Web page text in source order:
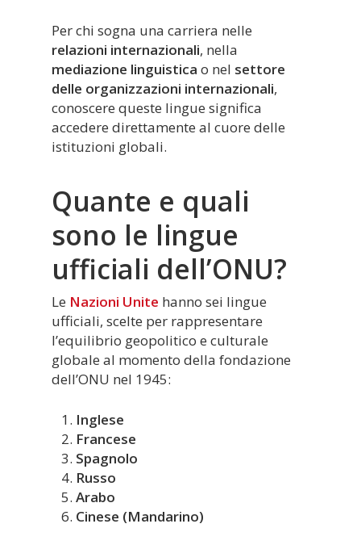
Per chi sogna una carriera nelle
relazioni internazionali, nella
mediazione linguistica o nel settore
delle organizzazioni internazionali,
conoscere queste lingue significa
accedere direttamente al cuore delle
istituzioni globali.
Quante e quali
sono le lingue
ufficiali dell’ONU?
Le Nazioni Unite hanno sei lingue
ufficiali, scelte per rappresentare
l’equilibrio geopolitico e culturale
globale al momento della fondazione
dell’ONU nel 1945:
Inglese
Francese
Spagnolo
Russo
Arabo
Cinese (Mandarino)